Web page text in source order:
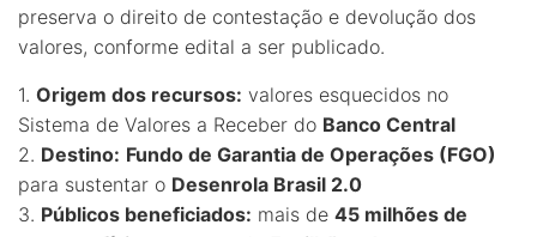
preserva o direito de contestação e devolução dos
valores, conforme edital a ser publicado.
1. Origem dos recursos: valores esquecidos no
Sistema de Valores a Receber do Banco Central
2. Destino: Fundo de Garantia de Operações (FGO)
para sustentar o Desenrola Brasil 2.0
3. Públicos beneficiados: mais de 45 milhões de